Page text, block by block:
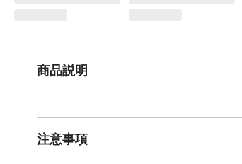
商品説明
注意事項